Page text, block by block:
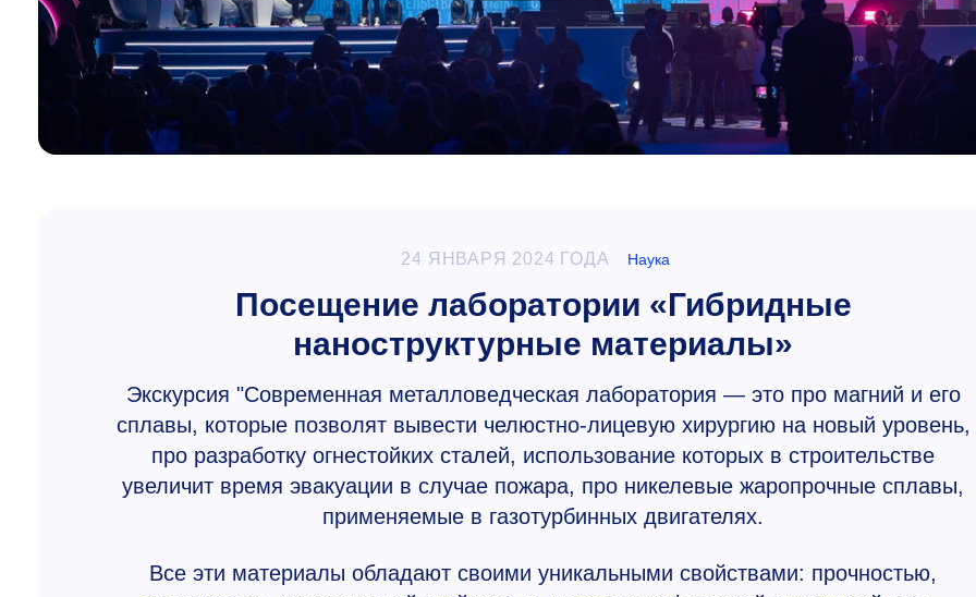
24 ЯНВАРЯ 2024 ГОДА Наука
Посещение лаборатории «Гибридные
наноструктурные материалы»
Экскурсия "Современная металловедческая лаборатория — это про магний и его
сплавы, которые позволят вывести челюстно-лицевую хирургию на новый уровень,
про разработку огнестойких сталей, использование которых в строительстве
увеличит время эвакуации в случае пожара, про никелевые жаропрочные сплавы,
применяемые в газотурбинных двигателях.
Все эти материалы обладают своими уникальными свойствами: прочностью,